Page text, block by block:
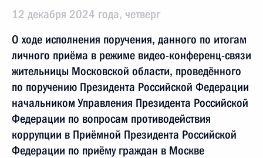
12 декабря 2024 года, четверг
О ходе исполнения поручения, данного по итогам
личного приёма в режиме видео-конференц-связи
жительницы Московской области, проведённого
по поручению Президента Российской Федерации
начальником Управления Президента Российской
Федерации по вопросам противодействия
коррупции в Приёмной Президента Российской
Федерации по приёму граждан в Москве